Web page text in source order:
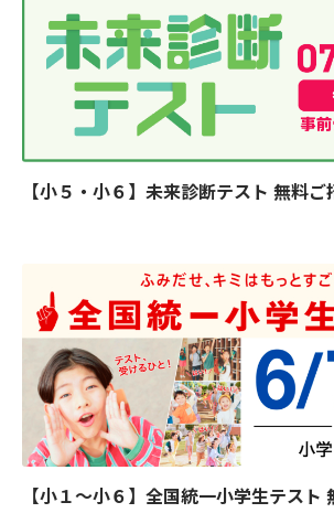
【小５・小６】未来診断テスト 無料ご
【小１～小６】全国統一小学生テスト